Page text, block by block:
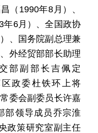
（1990年8月）、
年6月）、全国政协
、国务院副总理兼
外经贸部部长助理
部副部长吉佩定
区政委杜铁环上将
委会副委员长许嘉
部领导成员乔宗淮
政策研究室副主任